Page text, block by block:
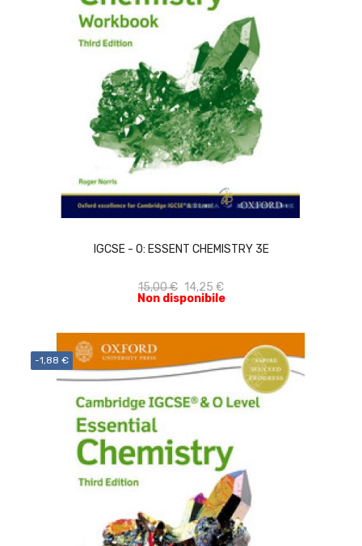
IGCSE - O: ESSENT CHEMISTRY 3E
15,00 € 14,25 €
Non disponibile
-1,88 €